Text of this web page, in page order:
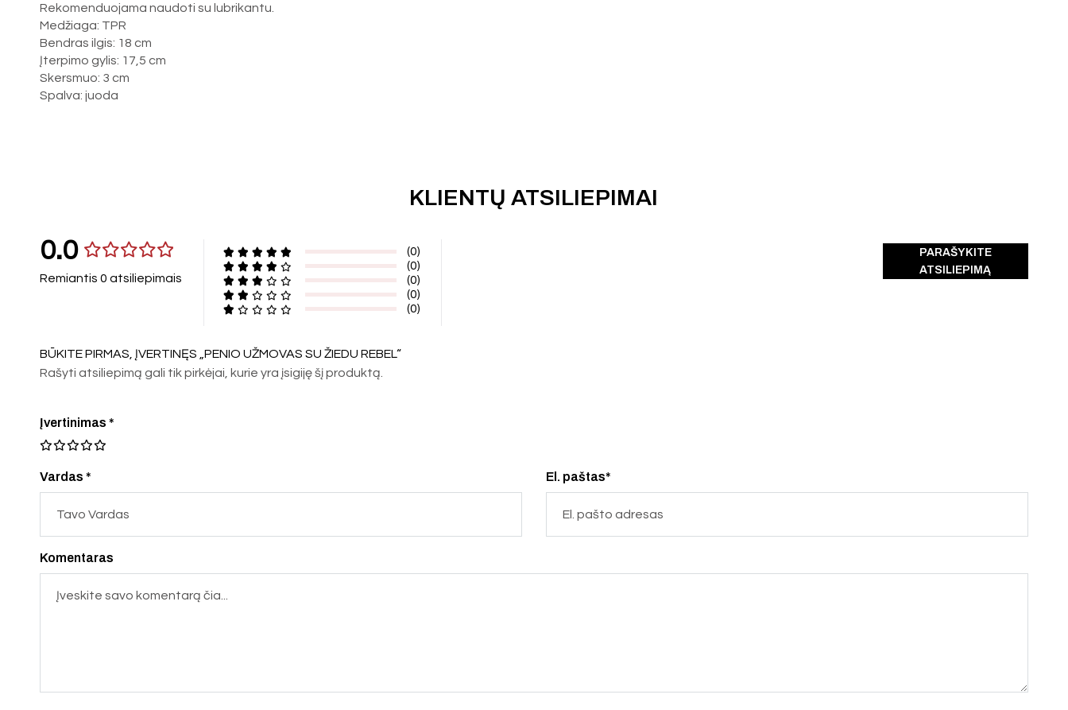
Rekomenduojama naudoti su lubrikantu.
Medžiaga: TPR
Bendras ilgis: 18 cm
Įterpimo gylis: 17,5 cm
Skersmuo: 3 cm
Spalva: juoda
KLIENTŲ ATSILIEPIMAI
0.0
Remiantis 0 atsiliepimais
(0)
(0)
(0)
(0)
(0)
PARAŠYKITE
ATSILIEPIMĄ
BŪKITE PIRMAS, ĮVERTINĘS „PENIO UŽMOVAS SU ŽIEDU REBEL“
Rašyti atsiliepimą gali tik pirkėjai, kurie yra įsigiję šį produktą.
Vardas * El. paštas*
Įvertinimas*
Komentaras